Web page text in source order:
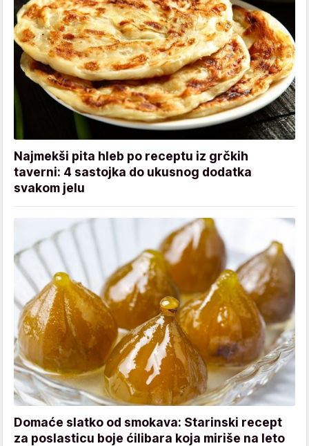
Najmekši pita hleb po receptu iz grčkih
taverni: 4 sastojka do ukusnog dodatka
svakom jelu
Domaće slatko od smokava: Starinski recept
za poslasticu boje ćilibara koja miriše na leto